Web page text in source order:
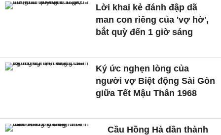
Lời khai kẻ đánh đập dã
man con riêng của 'vợ hờ',
bắt quỳ đến 1 giờ sáng
Ký ức nghẹn lòng của
người vợ Biệt động Sài Gòn
giữa Tết Mậu Thân 1968
Cầu Hồng Hà dần thành